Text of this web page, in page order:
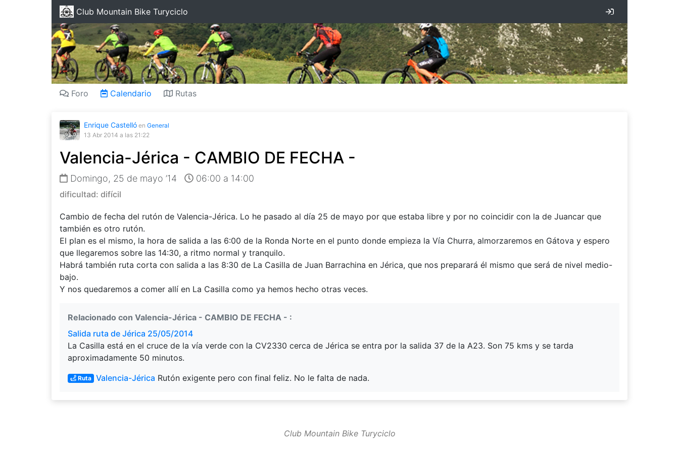
Club Mountain Bike Turyciclo
Foro Calendario Rutas
Enrique Castelló en General
13 Abr 2014 a las 21:22
Valencia-Jérica - CAMBIO DE FECHA -
Domingo, 25 de mayo ’14 06:00 a 14:00
dificultad: difícil
Cambio de fecha del rutón de Valencia-Jérica. Lo he pasado al día 25 de mayo por que estaba libre y por no coincidir con la de Juancar que
también es otro rutón.
El plan es el mismo, la hora de salida a las 6:00 de la Ronda Norte en el punto donde empieza la Vía Churra, almorzaremos en Gátova y espero
que llegaremos sobre las 14:30, a ritmo normal y tranquilo.
Habrá también ruta corta con salida a las 8:30 de La Casilla de Juan Barrachina en Jérica, que nos preparará él mismo que será de nivel medio-
bajo.
Y nos quedaremos a comer allí en La Casilla como ya hemos hecho otras veces.
Relacionado con Valencia-Jérica - CAMBIO DE FECHA - :
Salida ruta de Jérica 25/05/2014
La Casilla está en el cruce de la vía verde con la CV2330 cerca de Jérica se entra por la salida 37 de la A23. Son 75 kms y se tarda
aproximadamente 50 minutos.
Ruta Valencia-Jérica Rutón exigente pero con final feliz. No le falta de nada.
Club Mountain Bike Turyciclo